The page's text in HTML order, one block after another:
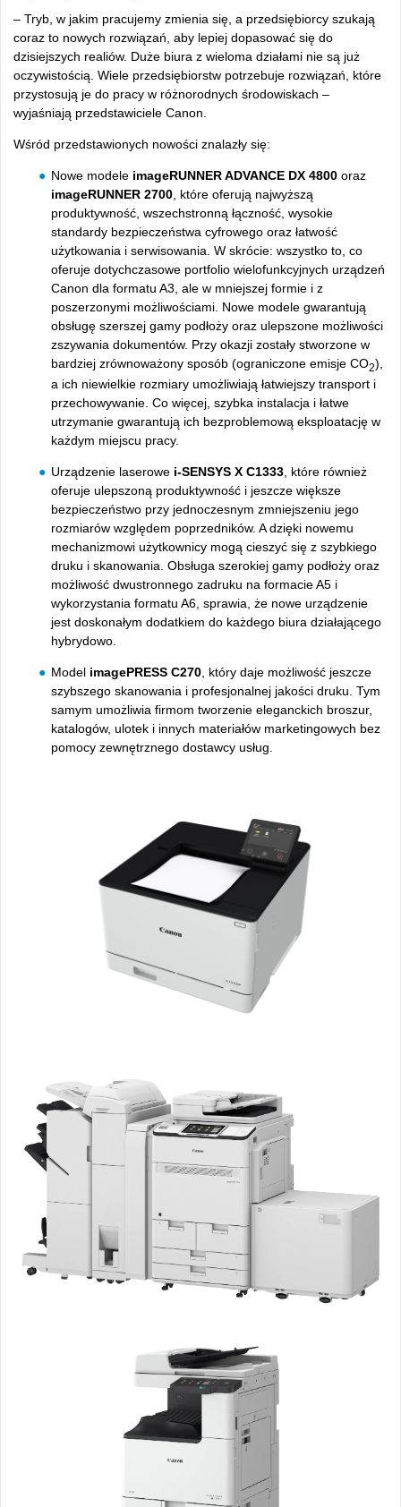
­– Tryb, w jakim pracujemy zmienia się, a przedsiębiorcy szukają
coraz to nowych rozwiązań, aby lepiej dopasować się do
dzisiejszych realiów. Duże biura z wieloma działami nie są już
oczywistością. Wiele przedsiębiorstw potrzebuje rozwiązań, które
przystosują je do pracy w różnorodnych środowiskach –
wyjaśniają przedstawiciele Canon.
Wśród przedstawionych nowości znalazły się:
Nowe modele imageRUNNER ADVANCE DX 4800 oraz
imageRUNNER 2700, które oferują najwyższą
produktywność, wszechstronną łączność, wysokie
standardy bezpieczeństwa cyfrowego oraz łatwość
użytkowania i serwisowania. W skrócie: wszystko to, co
oferuje dotychczasowe portfolio wielofunkcyjnych urządzeń
Canon dla formatu A3, ale w mniejszej formie i z
poszerzonymi możliwościami. Nowe modele gwarantują
obsługę szerszej gamy podłoży oraz ulepszone możliwości
zszywania dokumentów. Przy okazji zostały stworzone w
bardziej zrównoważony sposób (ograniczone emisje CO2),
a ich niewielkie rozmiary umożliwiają łatwiejszy transport i
przechowywanie. Co więcej, szybka instalacja i łatwe
utrzymanie gwarantują ich bezproblemową eksploatację w
każdym miejscu pracy.
Urządzenie laserowe i-SENSYS X C1333 , które również
oferuje ulepszoną produktywność i jeszcze większe
bezpieczeństwo przy jednoczesnym zmniejszeniu jego
rozmiarów względem poprzedników. A dzięki nowemu
mechanizmowi użytkownicy mogą cieszyć się z szybkiego
druku i skanowania. Obsługa szerokiej gamy podłoży oraz
możliwość dwustronnego zadruku na formacie A5 i
wykorzystania formatu A6, sprawia, że nowe urządzenie
jest doskonałym dodatkiem do każdego biura działającego
hybrydowo.
Model imagePRESS C270 , który daje możliwość jeszcze
szybszego skanowania i profesjonalnej jakości druku. Tym
samym umożliwia firmom tworzenie eleganckich broszur,
katalogów, ulotek i innych materiałów marketingowych bez
pomocy zewnętrznego dostawcy usług.